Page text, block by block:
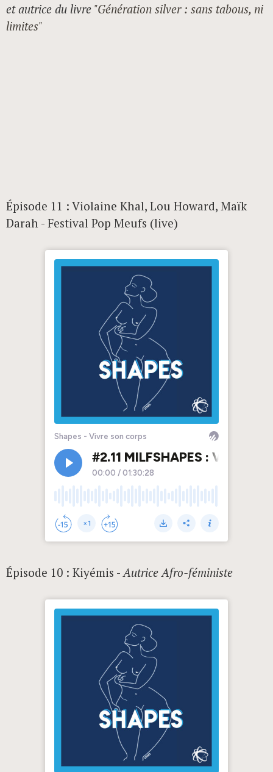
et autrice du livre "Génération silver : sans tabous, ni
limites"
Épisode 11 : Violaine Khal, Lou Howard, Maïk
Darah - Festival Pop Meufs (live)
Épisode 10 : Kiyémis - Autrice Afro-féministe